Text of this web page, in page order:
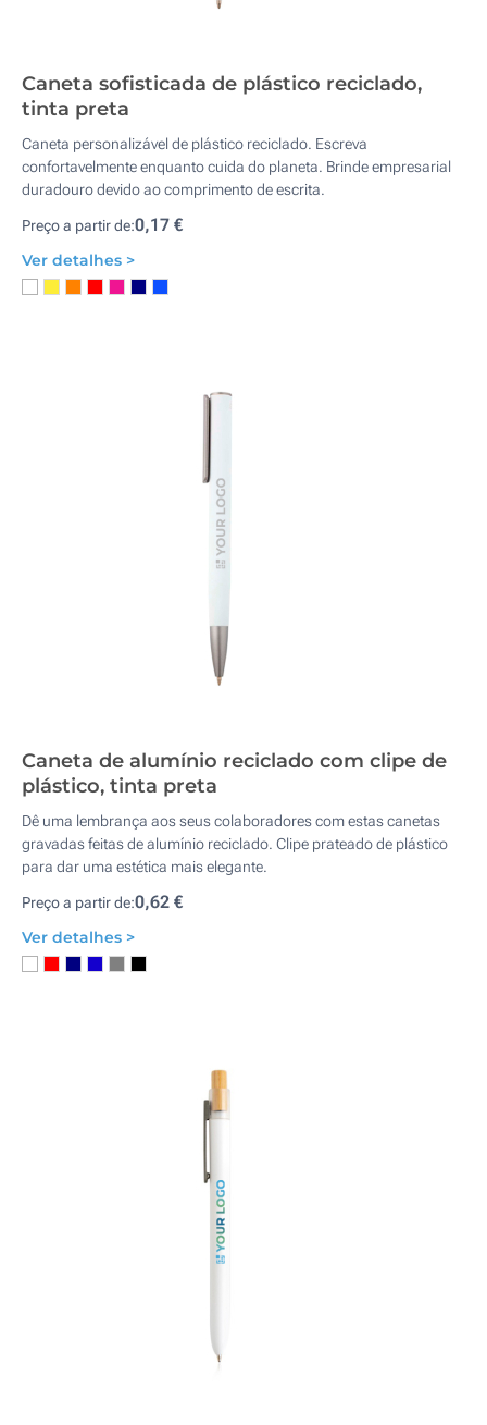
Caneta sofisticada de plástico reciclado,
tinta preta
Caneta personalizável de plástico reciclado. Escreva
confortavelmente enquanto cuida do planeta. Brinde empresarial
duradouro devido ao comprimento de escrita.
Preço a partir de:0,17 €
Ver detalhes >
Caneta de alumínio reciclado com clipe de
plástico, tinta preta
Dê uma lembrança aos seus colaboradores com estas canetas
gravadas feitas de alumínio reciclado. Clipe prateado de plástico
para dar uma estética mais elegante.
Preço a partir de:0,62 €
Ver detalhes >